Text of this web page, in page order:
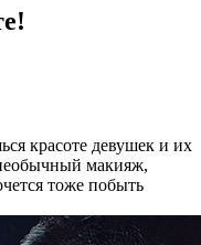
красоте девушек и их
макияж,
тоже побыть